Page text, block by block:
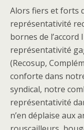
Alors fiers et forts
représentativité
bornes de
représentativité
(Recosup,
conforte dans
syndical, notre
représentativité
n’en déplaise aux